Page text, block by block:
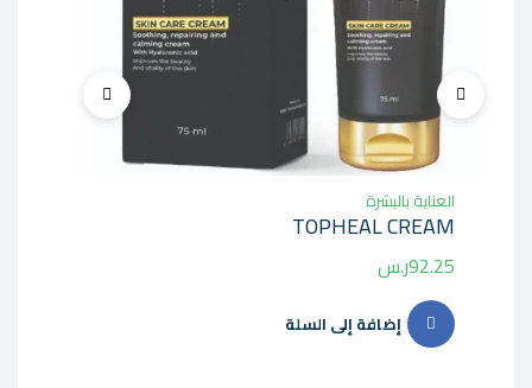
العناية بالبشرة
TOPHEAL CREAM
92.25ر.س
إضافة إلى السلة